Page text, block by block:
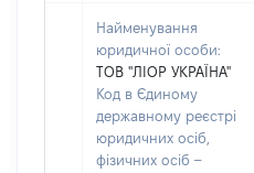
Найменування
юридичної особи:
ТОВ "ЛІОР УКРАЇНА"
Код в Єдиному
державному реєстрі
юридичних осіб,
фізичних осіб –